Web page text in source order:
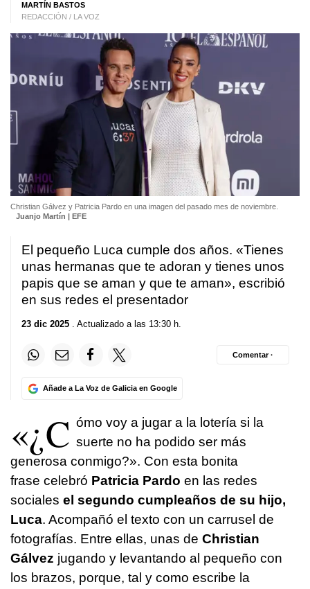
MARTÍN BASTOS
REDACCIÓN / LA VOZ
Christian Gálvez y Patricia Pardo en una imagen del pasado mes de noviembre.
Juanjo Martín | EFE
El pequeño Luca cumple dos años. «Tienes
unas hermanas que te adoran y tienes unos
papis que se aman y que te aman», escribió
en sus redes el presentador
23 dic 2025 . Actualizado a las 13:30 h.
Añade a La Voz de Galicia en Google
Comentar ·
«¿C ómo voy a jugar a la lotería si la
suerte no ha podido ser más
generosa conmigo?». Con esta bonita
frase celebró Patricia Pardo en las redes
sociales el segundo cumpleaños de su hijo,
Luca. Acompañó el texto con un carrusel de
fotografías. Entre ellas, unas de Christian
Gálvez jugando y levantando al pequeño con
los brazos, porque, tal y como escribe la